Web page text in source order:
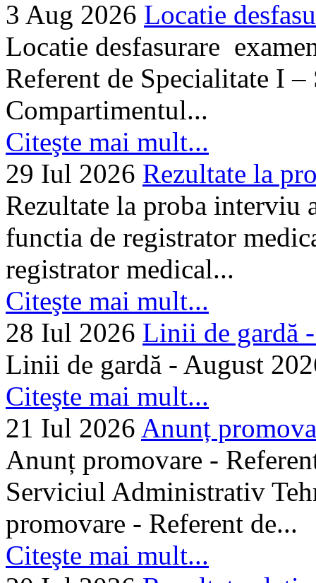
3 Aug 2026 Locatie
Locatie desfasurare
Referent de Specialitate I
Compartimentul...
Citeşte mai mult...
29 Iul 2026 Rezultate la
Rezultate la proba interviu
functia de registrator
registrator medical...
Citeşte mai mult...
28 Iul 2026 Linii de gardă
Linii de gardă - August
Citeşte mai mult...
21 Iul 2026 Anunț
Anunț promovare -
Serviciul Administrativ
promovare - Referent de...
Citeşte mai mult...